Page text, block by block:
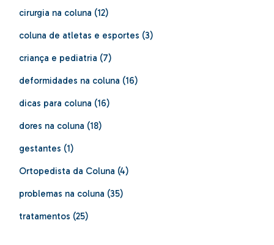
cirurgia na coluna (12)
coluna de atletas e esportes (3)
criança e pediatria (7)
deformidades na coluna (16)
dicas para coluna (16)
dores na coluna (18)
gestantes (1)
Ortopedista da Coluna (4)
problemas na coluna (35)
tratamentos (25)